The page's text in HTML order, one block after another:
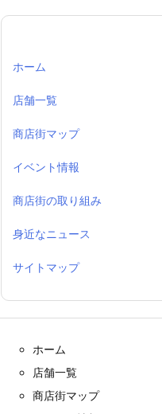
ホーム
店舗一覧
商店街マップ
イベント情報
商店街の取り組み
身近なニュース
サイトマップ
ホーム
店舗一覧
商店街マップ